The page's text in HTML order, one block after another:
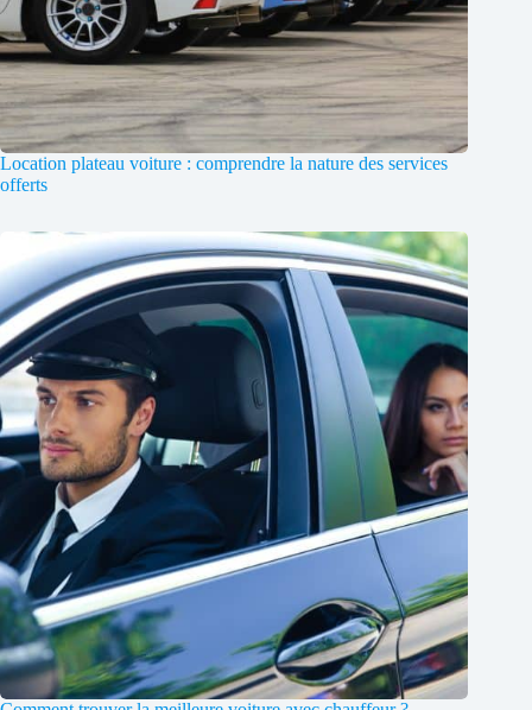
Location plateau voiture : comprendre la nature des services
offerts